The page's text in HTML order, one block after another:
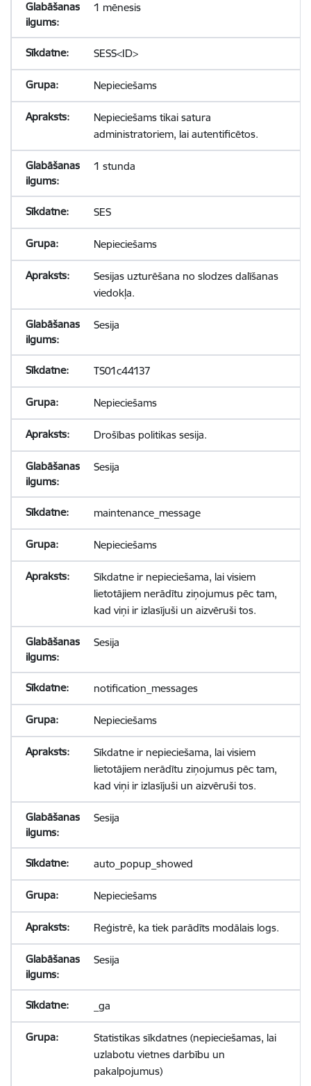
1 mēnesis
SESS<ID>
Nepieciešams
Nepieciešams tikai satura
administratoriem, lai autentificētos.
1 stunda
SES
Nepieciešams
Sesijas uzturēšana no slodzes dalīšanas
viedokļa.
Sesija
TS01c44137
Nepieciešams
Drošības politikas sesija.
Sesija
maintenance_message
Nepieciešams
Sīkdatne ir nepieciešama, lai visiem
lietotājiem nerādītu ziņojumus pēc tam,
kad viņi ir izlasījuši un aizvēruši tos.
Sesija
notification_messages
Nepieciešams
Sīkdatne ir nepieciešama, lai visiem
lietotājiem nerādītu ziņojumus pēc tam,
kad viņi ir izlasījuši un aizvēruši tos.
Sesija
auto_popup_showed
Nepieciešams
Reģistrē, ka tiek parādīts modālais logs.
Sesija
_ga
Statistikas sīkdatnes (nepieciešamas, lai
uzlabotu vietnes darbību un
pakalpojumus)